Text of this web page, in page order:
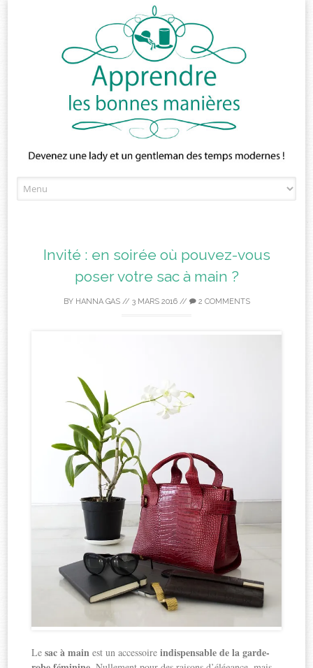
to
Invité : en soirée où pouvez-vous
poser votre sac à main ?
BY HANNA GAS// 3 MARS 2016// 2 COMMENTS
Lesac à main est un accessoireindispensable de la garde-